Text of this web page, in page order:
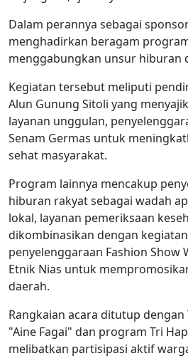
Dalam perannya sebagai
menghadirkan beragam
menggabungkan unsur hiburan
Kegiatan tersebut meliputi
Alun Gunung Sitoli yang
layanan unggulan,
Senam Germas untuk
sehat masyarakat.
Program lainnya mencakup
hiburan rakyat sebagai wadah
lokal, layanan pemeriksaan
dikombinasikan dengan
penyelenggaraan Fashion Show
Etnik Nias untuk
daerah.
Rangkaian acara ditutup
"Aine Fagai" dan program Tri
melibatkan partisipasi aktif